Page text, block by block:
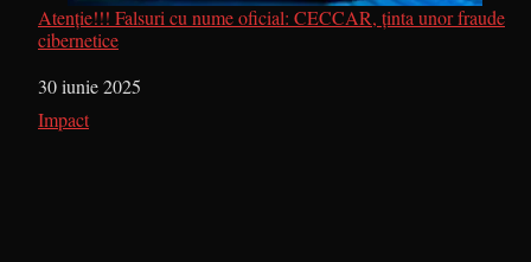
Atenție!!! Falsuri cu nume oficial: CECCAR, ținta unor fraude
cibernetice
Dată
30 iunie 2025
În legătură cu
Impact